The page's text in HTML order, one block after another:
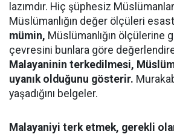
lazımdır. Hiç şüphesiz
Müslümanlığın değer ölçüleri
mümin, Müslümanlığın ölçülerine
çevresini bunlara göre
Malayaninin terkedilmesi,
uyanık olduğunu gösterir.
yaşadığını belgeler.
Malayaniyi terk etmek, gerekli